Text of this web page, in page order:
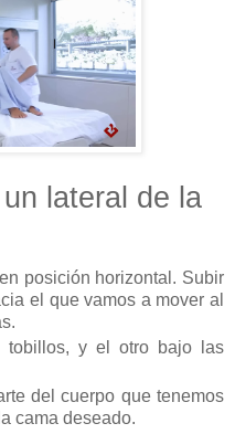
lateral de la
posición horizontal. Subir
el que vamos a mover al
tobillos, y el otro bajo las
del cuerpo que tenemos
cama deseado.